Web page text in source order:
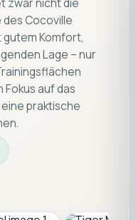
zwar nicht die
Cocoville
Komfort,
Lage – nur
auf das
praktische